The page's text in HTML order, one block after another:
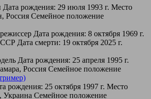
Дата рождения: 29 июля 1993 г. Место
Россия Семейное положение
Дата рождения: 8 октября 1969 г.
Дата смерти: 19 октября 2025 г.
Дата рождения: 25 апреля 1995 г.
Россия Семейное положение
рождения: 25 октября 1997 г. Место
Украина Семейное положение